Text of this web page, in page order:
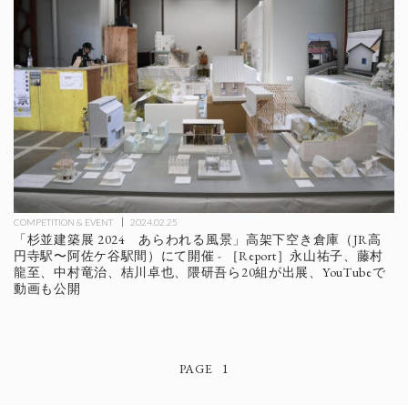
COMPETITION & EVENT 2024.02.25
「杉並建築展 2024 あらわれる風景」高架下空き倉庫（JR高
円寺駅〜阿佐ケ谷駅間）にて開催 - ［Report］永山祐子、藤村
龍至、中村竜治、桔川卓也、隈研吾ら20組が出展、YouTubeで
動画も公開
1